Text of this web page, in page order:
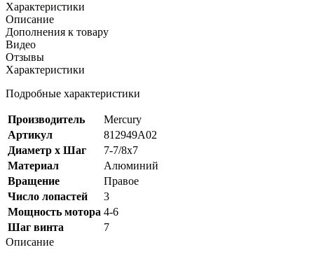
Характеристики
Описание
Дополнения к товару
Видео
Отзывы
Характеристики
Подробные характеристики
Производитель
Mercury
Артикул
812949A02
Диаметр х Шаг
7-7/8x7
Материал
Алюминий
Вращение
Правое
Число лопастей
3
Мощность мотора 4-6
Шаг винта
7
Описание